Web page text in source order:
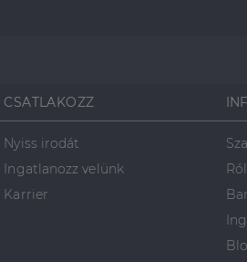
CSATLAKOZZ
Nyiss irodát
Ingatlanozz velünk
Karrier